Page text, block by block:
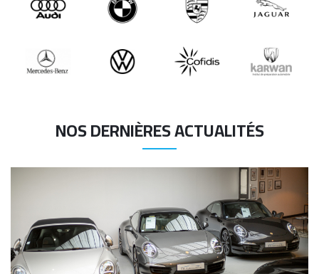
image image image image
NOS DERNIÈRES ACTUALITÉS